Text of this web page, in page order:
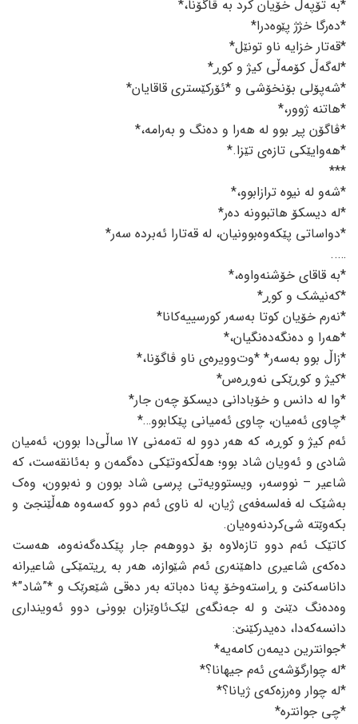
*بە تۆپەڵ خۆیان کرد بە ڤاگۆنا،*
*دەرگا خژژ پێوەدرا*
*قەتار خزایە ناو تونێل*
*لەگەڵ کۆمەڵی کیژ و کوڕ*
*شەپۆلی بۆنخۆشی و *ئۆرکێستری قاقایان*
*هاتنە ژوور،*
*ڤاگۆن پڕ بوو لە هەرا و دەنگ و بەرامە،*
*هەوایێکی تازەی تێزا.*
***
*شەو لە نیوە ترازابوو،*
*لە دیسکۆ هاتبوونە دەر*
*دواساتی پێکەوەبوونیان، لە قەتارا ئەبردە سەر*
…..
*بە قاقای خۆشنەواوە،*
*کەنیشک و کوڕ*
*نەرم خۆیان کوتا بەسەر کورسییەکانا*
*هەرا و دەنگە‌دەنگیان،*
*زاڵ بوو بەسەر* *وت‌وویرەی ناو ڤاگۆنا،*
*کیژ و کوڕێکی نەوڕەس*
*وا لە دانس و خۆبادانی دیسکۆ چەن جار*
*چاوی ئەمیان، چاوی ئەمیانی پێکابوو…*
ئەم کیژ و کوڕە، کە هەر دوو لە تەمەنی ١٧ ساڵی‌دا بوون، ئەمیان
شادی و ئەویان شاد بوو؛ هەڵکەوتێکی دەگمەن و بەئانقەست، کە
شاعیر – نووسەر، ویستوویەتی پرسی شاد بوون و نەبوون، وەک
بەشێک لە فەلسەفەی ژیان، لە ناوی ئەم دوو کەسەوە هەڵێنجێ و
بکەوێتە شی‌کردنەوەیان.
کاتێک ئەم دوو تازەلاوە بۆ دووهەم جار پێکدەگەنەوە، هەست
دەکەی شاعیری داهێنەری ئەم شێوازە، هەر بە ڕیتمێکی شاعیرانە
داناسەکنێ و ڕاستەوخۆ پەنا دەباتە بەر دەقی شێعرێک و *”شاد”*
وەدەنگ دێنێ و لە جەنگەی لێک‌ئاوێزان بوونی دوو ئەوینداری
دانسەکەدا، دەیدرکێنێ:
*جوانترین دیمەن کامەیە*
*لە چوارگۆشەی ئەم جیهانا؟*
*لە چوار وەرزەکەی ژیانا؟*
*چی جوانترە*